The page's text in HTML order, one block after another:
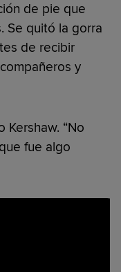
de pie que
Se quitó la gorra
de recibir
y
Kershaw. “No
fue algo